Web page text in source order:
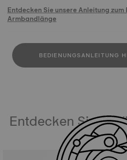
Entdecken Sie unsere Anleitung
Armbandlänge
BEDIENUNGSANLEITUNG
Entdecken Sie